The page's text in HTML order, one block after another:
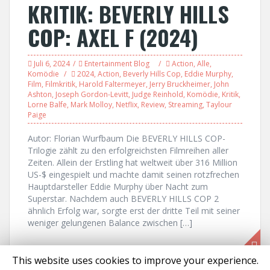
KRITIK: BEVERLY HILLS
COP: AXEL F (2024)
Juli 6, 2024 Entertainment Blog Action, Alle,
Komödie
2024, Action, Beverly Hills Cop, Eddie Murphy,
Film, Filmkritik, Harold Faltermeyer, Jerry Bruckheimer, John
Ashton, Joseph Gordon-Levitt, Judge Reinhold, Komödie, Kritik,
Lorne Balfe, Mark Molloy, Netflix, Review, Streaming, Taylour
Paige
Autor: Florian Wurfbaum Die BEVERLY HILLS COP-
Trilogie zählt zu den erfolgreichsten Filmreihen aller
Zeiten. Allein der Erstling hat weltweit über 316 Million
US-$ eingespielt und machte damit seinen rotzfrechen
Hauptdarsteller Eddie Murphy über Nacht zum
Superstar. Nachdem auch BEVERLY HILLS COP 2
ähnlich Erfolg war, sorgte erst der dritte Teil mit seiner
weniger gelungenen Balance zwischen […]
This website uses cookies to improve your experience.